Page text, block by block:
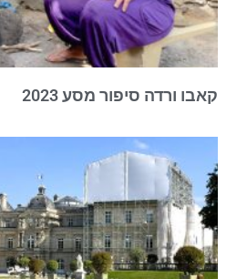
קאבו ורדה סיפור מסע 2023